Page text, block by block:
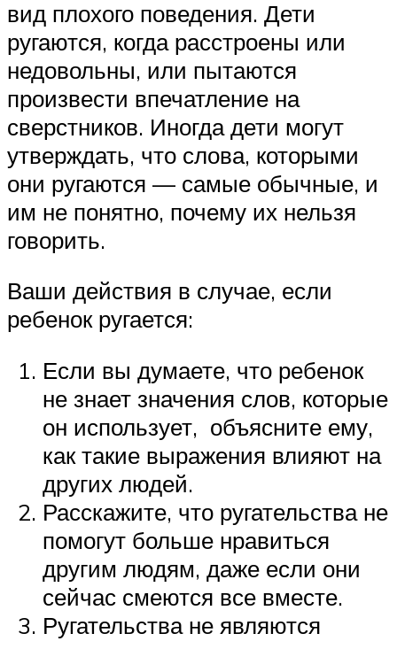
вид плохого поведения. Дети
ругаются, когда расстроены или
недовольны, или пытаются
произвести впечатление на
сверстников. Иногда дети могут
утверждать, что слова, которыми
они ругаются — самые обычные, и
им не понятно, почему их нельзя
говорить.
Ваши действия в случае, если
ребенок ругается:
Если вы думаете, что ребенок
не знает значения слов, которые
он использует, объясните ему,
как такие выражения влияют на
других людей.
Расскажите, что ругательства не
помогут больше нравиться
другим людям, даже если они
сейчас смеются все вместе.
Ругательства не являются